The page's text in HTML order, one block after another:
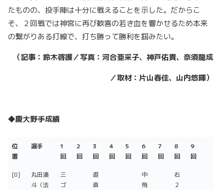
たものの、投手陣は十分に戦えることを示した。だからこ
そ、２回戦では神宮に再び歓喜の若き血を響かせるため本来
の繋がりある打線で、打ち勝って勝利を掴みたい。
（記事：鈴木啓護／写真：河合亜采子、神戸佑貴、奈須龍成
／取材：片山春佳、山内悠暉）
◆慶大野手成績
位
置
選手
1
回
2
回
3
回
4
回
5
回
6
回
7
回
8
回
9
回
位
選手
1
回
3
回
6
回
8
回
[8]
丸田湊
斗（法
三
ゴ
遊
直
中
飛
右
２